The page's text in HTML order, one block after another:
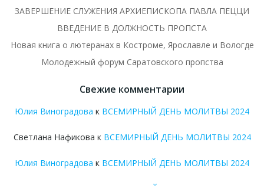
ЗАВЕРШЕНИЕ СЛУЖЕНИЯ АРХИЕПИСКОПА ПАВЛА ПЕЦЦИ
ВВЕДЕНИЕ В ДОЛЖНОСТЬ ПРОПСТА
Новая книга о лютеранах в Костроме, Ярославле и Вологде
Молодежный форум Саратовского пропства
Свежие комментарии
Юлия Виноградова к ВСЕМИРНЫЙ ДЕНЬ МОЛИТВЫ 2024
Светлана Нафикова к ВСЕМИРНЫЙ ДЕНЬ МОЛИТВЫ 2024
Юлия Виноградова к ВСЕМИРНЫЙ ДЕНЬ МОЛИТВЫ 2024